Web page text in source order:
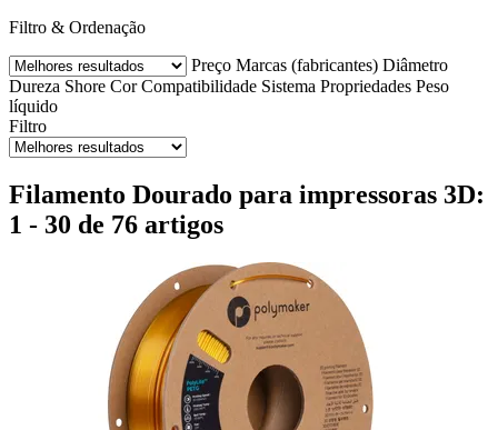
Filtro & Ordenação
Preço Marcas (fabricantes) Diâmetro
Dureza Shore Cor Compatibilidade Sistema Propriedades Peso
líquido
Filtro
Filamento Dourado para impressoras 3D:
1 - 30 de 76 artigos